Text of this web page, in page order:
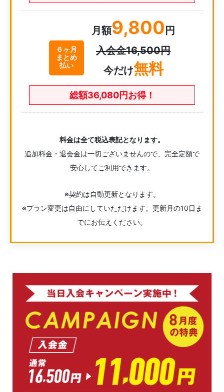
６ヶ月
まとめ
払い
月額9,800 円
入会金16,500円
今だけ無料
総額36,080円お得！
料金は全て税込表記となります。
追加料金・退会金は一切ございませんので、完全定額で
安心してご利用できます。
※契約は自動更新となります。
※プラン変更は自由にしていただけます。更新月の10日ま
でにお伝えください。